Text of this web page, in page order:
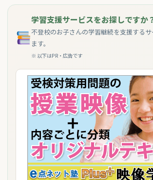
学習支援サービスをお探しですか
不登校のお子さんの学習継続を支援する
ます。
※ 以下はPR・広告です